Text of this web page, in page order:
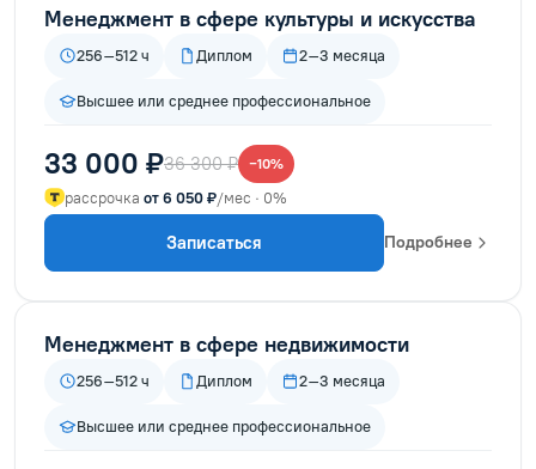
Менеджмент в сфере культуры и искусства
256–512 ч Диплом 2–3 месяца
Высшее или среднее профессиональное
33 000 ₽36 300 ₽ −10%
рассрочка от 6 050 ₽/мес · 0%
Записаться Подробнее
Менеджмент в сфере недвижимости
256–512 ч Диплом 2–3 месяца
Высшее или среднее профессиональное